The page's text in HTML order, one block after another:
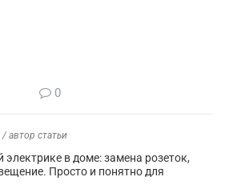
0
/ автор статьи
электрике в доме: замена розеток,
Просто и понятно для